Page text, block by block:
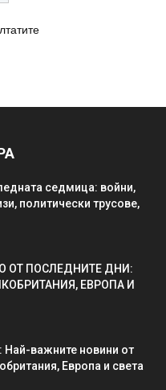
седмица: войни,
политически трусове,
ОТ ПОСЛЕДНИТЕ ДНИ:
ЕВРОПА И
Най-важните новини от
Европа и света